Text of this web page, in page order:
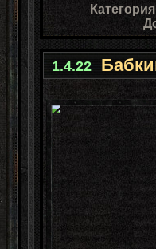
1.4.22